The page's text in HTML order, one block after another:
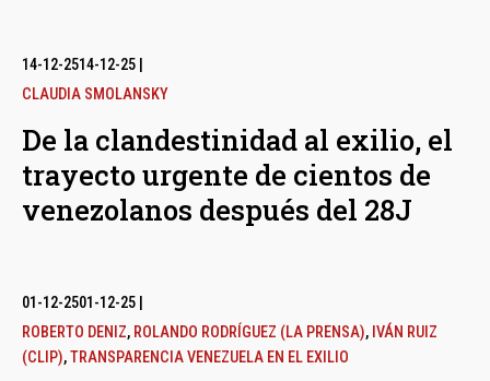
14-12-2514-12-25
CLAUDIA SMOLANSKY
De la clandestinidad al exilio, el
trayecto urgente de cientos de
venezolanos después del 28J
01-12-2501-12-25
ROBERTO DENIZ, ROLANDO RODRÍGUEZ (LA PRENSA), IVÁN RUIZ
(CLIP),TRANSPARENCIA VENEZUELA EN EL EXILIO